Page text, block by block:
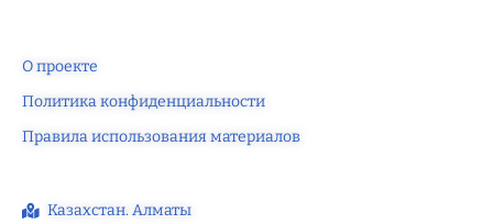
О проекте
Политика конфиденциальности
Правила использования материалов
Казахстан. Алматы